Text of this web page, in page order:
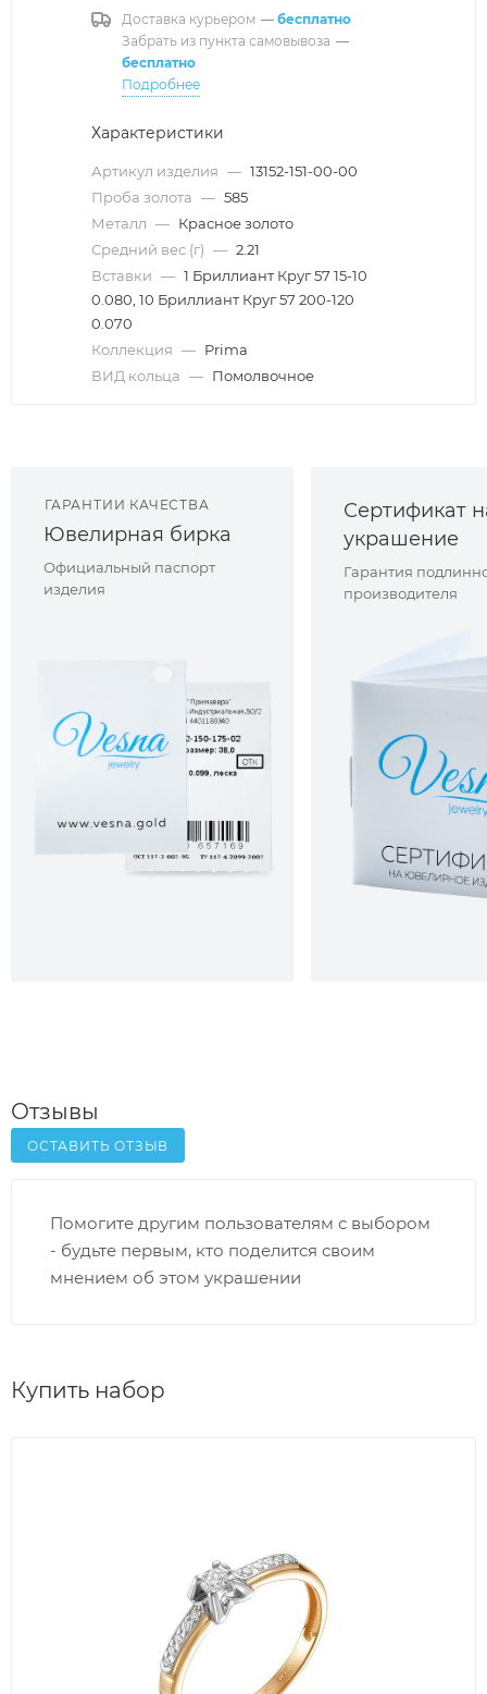
Доставка курьером — бесплатно
Забрать из пункта самовывоза —
бесплатно
Подробнее
Характеристики
Артикул изделия — 13152-151-00-00
Проба золота — 585
Металл — Красное золото
Средний вес (г) — 2.21
Вставки — 1 Бриллиант Круг 57 15-10
0.080, 10 Бриллиант Круг 57 200-120
0.070
Коллекция — Prima
ВИД кольца — Помолвочное
ГАРАНТИИ КАЧЕСТВА
Ювелирная бирка
Официальный паспорт
изделия
Сертификат
украшение
Гарантия
производителя
Отзывы
ОСТАВИТЬ ОТЗЫВ
Помогите другим пользователям с выбором
- будьте первым, кто поделится своим
мнением об этом украшении
Купить набор